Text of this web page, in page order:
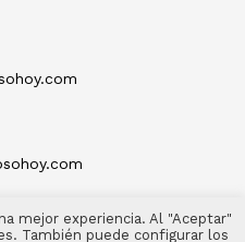
mejor experiencia. Al "Aceptar"
También puede configurar los